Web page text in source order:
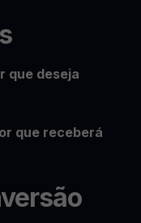
que deseja
que receberá